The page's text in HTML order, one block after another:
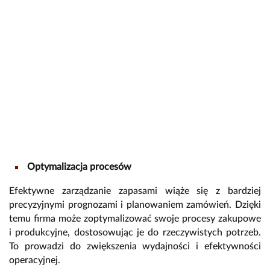
Optymalizacja procesów
Efektywne zarządzanie zapasami wiąże się z bardziej
precyzyjnymi prognozami i planowaniem zamówień. Dzięki
temu firma może zoptymalizować swoje procesy zakupowe
i produkcyjne, dostosowując je do rzeczywistych potrzeb.
To prowadzi do zwiększenia wydajności i efektywności
operacyjnej.